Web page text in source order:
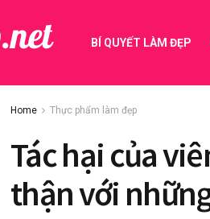
BÍ QUYẾT LÀM ĐẸP
Home Thực phẩm làm đẹp
Tác hại của
thận với